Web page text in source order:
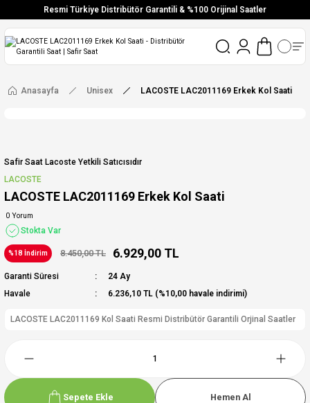
Resmi Türkiye Distribütör Garantili & %100 Orijinal Saatler
Vade Farksız 6 Taksit
Ücretsiz Kargo
Anasayfa Unisex LACOSTE LAC2011169 Erkek Kol Saati
Safir Saat Lacoste Yetkili Satıcısıdır
LACOSTE
LACOSTE LAC2011169 Erkek Kol Saati
0 Yorum
Stokta Var
%18 İndirim 8.450,00 TL 6.929,00 TL
Garanti Süresi
24 Ay
Havale
6.236,10 TL (%10,00 havale indirimi)
LACOSTE LAC2011169 Kol Saati Resmi Distribütör Garantili Orjinal Saatler
Sepete Ekle Hemen Al